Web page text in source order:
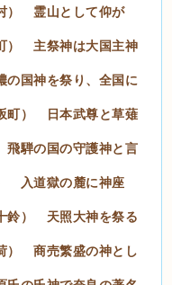
） 霊山として仰が
） 主祭神は大国主神
国神を祭り、全国に
町） 日本武尊と草薙
騨の国の守護神と言
入道獄の麓に神座
鈴） 天照大神を祭る
） 商売繁盛の神とし